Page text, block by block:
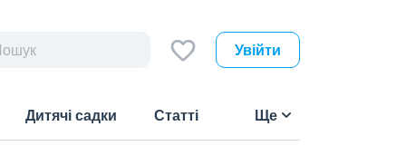
Увійти
Дитячі садки Статті Ще